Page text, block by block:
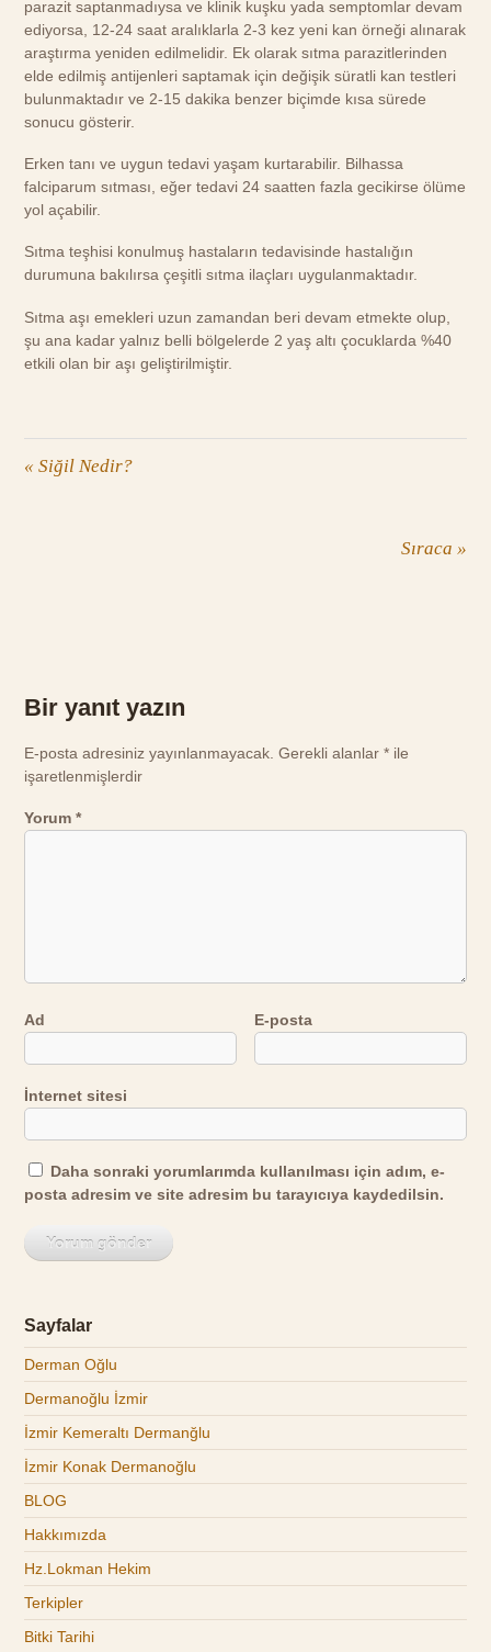
parazit saptanmadıysa ve klinik kuşku yada semptomlar devam
ediyorsa, 12-24 saat aralıklarla 2-3 kez yeni kan örneği alınarak
araştırma yeniden edilmelidir. Ek olarak sıtma parazitlerinden
elde edilmiş antijenleri saptamak için değişik süratli kan testleri
bulunmaktadır ve 2-15 dakika benzer biçimde kısa sürede
sonucu gösterir.
Erken tanı ve uygun tedavi yaşam kurtarabilir. Bilhassa
falciparum sıtması, eğer tedavi 24 saatten fazla gecikirse ölüme
yol açabilir.
Sıtma teşhisi konulmuş hastaların tedavisinde hastalığın
durumuna bakılırsa çeşitli sıtma ilaçları uygulanmaktadır.
Sıtma aşı emekleri uzun zamandan beri devam etmekte olup,
şu ana kadar yalnız belli bölgelerde 2 yaş altı çocuklarda %40
etkili olan bir aşı geliştirilmiştir.
« Siğil Nedir?
Sıraca »
Bir yanıt yazın
E-posta adresiniz yayınlanmayacak. Gerekli alanlar* ile
işaretlenmişlerdir
Yorum*
Ad E-posta
İnternet sitesi
Daha sonraki yorumlarımda kullanılması için adım, e-
posta adresim ve site adresim bu tarayıcıya kaydedilsin.
Sayfalar
Derman Oğlu
Dermanoğlu İzmir
İzmir Kemeraltı Dermanğlu
İzmir Konak Dermanoğlu
BLOG
Hakkımızda
Hz.Lokman Hekim
Terkipler
Bitki Tarihi